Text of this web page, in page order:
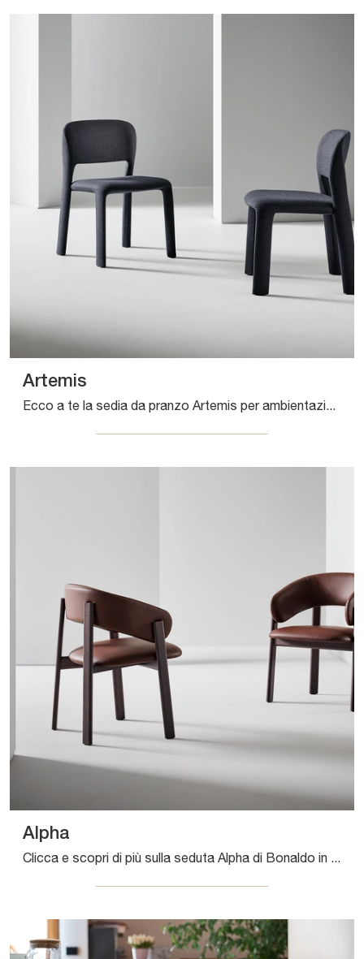
Artemis
Alpha
Clicca e scopri di più sulla seduta Alpha di Bonaldo in pelle: le più esclusive Sedie fisse design ti aspettano.